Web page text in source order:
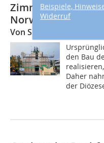
Beispiele,
Widerruf
Zimmerer
Norwegen
Von Süddeutschland bis
den Bau
Daher
der